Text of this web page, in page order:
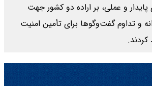
و عملی، بر اراده دو کشور جهت
و تداوم گفت‌وگوها برای تأمین امنیت
کردند.